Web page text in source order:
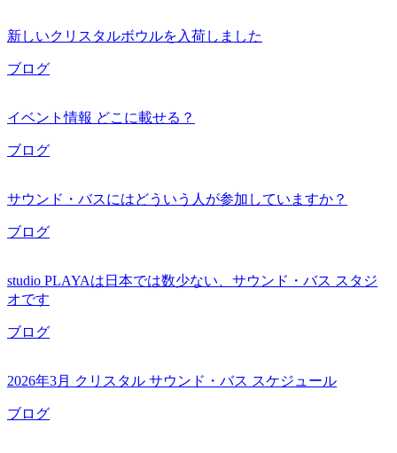
新しいクリスタルボウルを入荷しました
ブログ
イベント情報 どこに載せる？
ブログ
サウンド・バスにはどういう人が参加していますか？
ブログ
studio PLAYAは日本では数少ない、サウンド・バス スタジ
オです
ブログ
2026年3月 クリスタル サウンド・バス スケジュール
ブログ